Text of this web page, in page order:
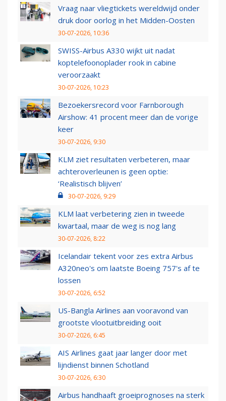
Vraag naar vliegtickets wereldwijd onder
druk door oorlog in het Midden-Oosten
30-07-2026, 10:36
SWISS-Airbus A330 wijkt uit nadat
koptelefoonoplader rook in cabine
veroorzaakt
30-07-2026, 10:23
Bezoekersrecord voor Farnborough
Airshow: 41 procent meer dan de vorige
keer
30-07-2026, 9:30
KLM ziet resultaten verbeteren, maar
achteroverleunen is geen optie:
‘Realistisch blijven’
30-07-2026, 9:29
KLM laat verbetering zien in tweede
kwartaal, maar de weg is nog lang
30-07-2026, 8:22
Icelandair tekent voor zes extra Airbus
A320neo's om laatste Boeing 757's af te
lossen
30-07-2026, 6:52
US-Bangla Airlines aan vooravond van
grootste vlootuitbreiding ooit
30-07-2026, 6:45
AIS Airlines gaat jaar langer door met
lijndienst binnen Schotland
30-07-2026, 6:30
Airbus handhaaft groeiprognoses na sterk